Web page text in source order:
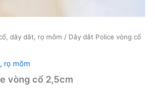
dây dắt, rọ mõm / Dây dắt Police vòng cổ
rọ mõm
vòng cổ 2,5cm